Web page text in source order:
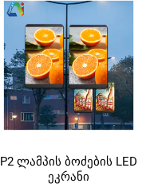
ბოძების რეკლამის
საშუალება LED ეკრანით
და გამოსახულების
სინათლის ბოძებით
P2 ლამპის ბოძების LED
ეკრანი